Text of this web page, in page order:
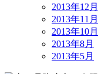
2013年12月
2013年11月
2013年10月
2013年8月
2013年5月